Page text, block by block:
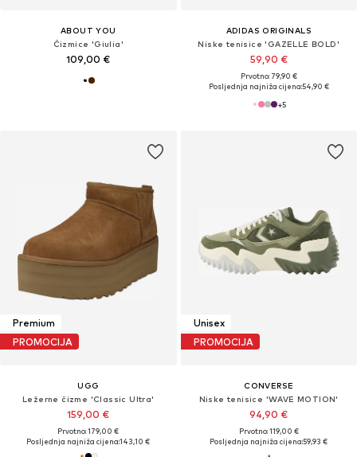
ABOUT YOU
Čizmice 'Giulia'
109,00 €
ADIDAS ORIGINALS
Niske tenisice 'GAZELLE BOLD'
59,90 €
Prvotno: 79,90 €
Posljednja najniža cijena:54,90 €
+5
Premium
PROMOCIJA
UGG
Ležerne čizme 'Classic Ultra'
159,00 €
Prvotno: 179,00 €
Posljednja najniža cijena:143,10 €
Unisex
PROMOCIJA
CONVERSE
Niske tenisice 'WAVE MOTION'
94,90 €
Prvotno: 119,00 €
Posljednja najniža cijena:59,93 €